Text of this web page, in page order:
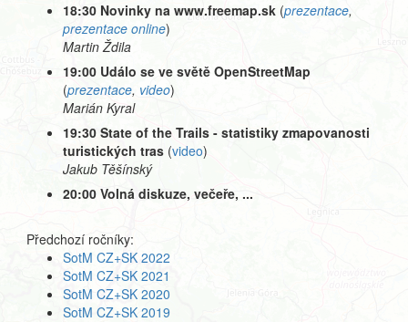
18:30 Novinky na www.freemap.sk (prezentace,
prezentace online)
Martin Ždila
19:00 Událo se ve světě OpenStreetMap
(prezentace, video)
Marián Kyral
19:30 State of the Trails - statistiky zmapovanosti
turistických tras (video)
Jakub Těšínský
20:00 Volná diskuze, večeře, ...
Předchozí ročníky:
SotM CZ+SK 2022
SotM CZ+SK 2021
SotM CZ+SK 2020
SotM CZ+SK 2019